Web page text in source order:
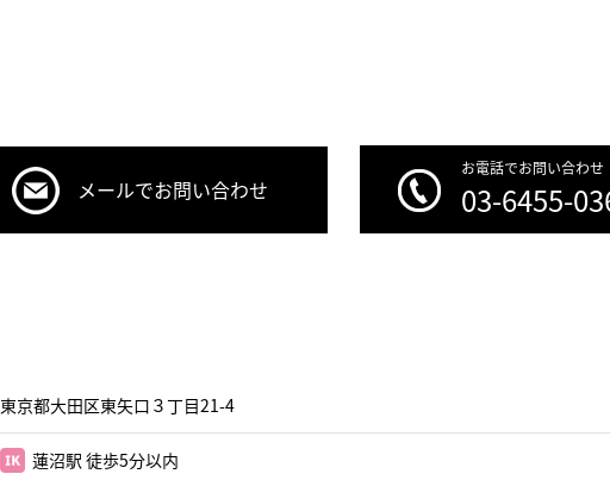
メールでお問い合わせ
お電話でお問い合わせ
03-6455-
東京都大田区東矢口３丁目21-4
蓮沼駅 徒歩5分以内